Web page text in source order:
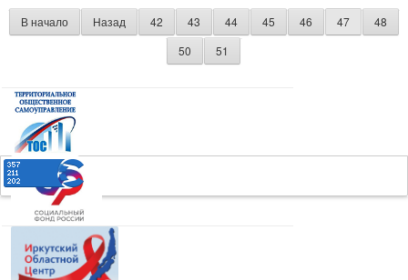
В начало Назад 42 43 44 45 46 47
48
50
51